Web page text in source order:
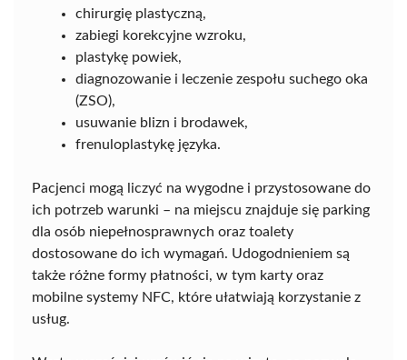
chirurgię plastyczną,
zabiegi korekcyjne wzroku,
plastykę powiek,
diagnozowanie i leczenie zespołu suchego oka
(ZSO),
usuwanie blizn i brodawek,
frenuloplastykę języka.
Pacjenci mogą liczyć na wygodne i przystosowane do
ich potrzeb warunki – na miejscu znajduje się parking
dla osób niepełnosprawnych oraz toalety
dostosowane do ich wymagań. Udogodnieniem są
także różne formy płatności, w tym karty oraz
mobilne systemy NFC, które ułatwiają korzystanie z
usług.